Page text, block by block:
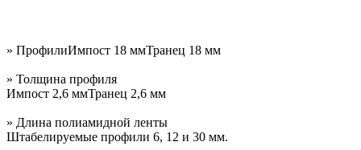
» ПрофилиИмпост 18 ммТранец 18 мм
» Толщина профиля
Импост 2,6 ммТранец 2,6 мм
» Длина полиамидной ленты
Штабелируемые профили 6, 12 и 30 мм.